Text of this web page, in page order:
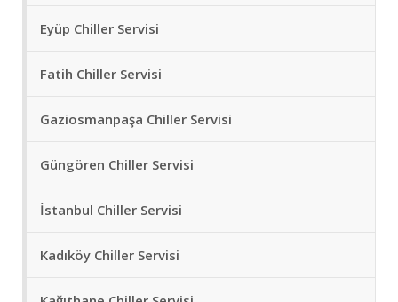
Eyüp Chiller Servisi
Fatih Chiller Servisi
Gaziosmanpaşa Chiller Servisi
Güngören Chiller Servisi
İstanbul Chiller Servisi
Kadıköy Chiller Servisi